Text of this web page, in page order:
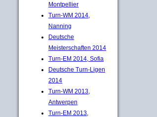
Montpellier
Turn-WM 2014,
Nanning
Deutsche
Meisterschaften 2014
Turn-EM 2014, Sofia
Deutsche Turn-Ligen
2014
Turn-WM 2013,
Antwerpen
Turn-EM 2013,